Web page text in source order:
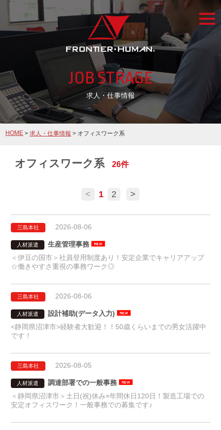
JOB STRAGE
求人・仕事情報
HOME >求人・仕事情報 > オフィスワーク系
オフィスワーク系 26件
< 1 2 >
三島本社 2026-08-06
人材派遣
生産管理事務
＜伊豆の国市＞社員登用制度あり！安定企業でキャリアアップ
☆働きやすさ重視の事務ワーク◎
三島本社 2026-08-06
人材派遣
設計補助(データ入力)
<静岡県沼津市>経験者大歓迎！！50歳くらいまでの男女活躍中
です！
三島本社 2026-08-05
人材派遣
調達部署での一般事務
＜静岡県沼津市＞土日(祝)休み×年間休日120日！製造工場での
安定オフィスワーク！一般事務での募集です♪